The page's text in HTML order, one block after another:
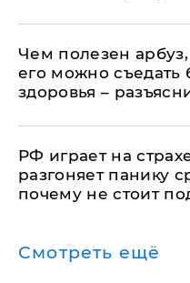
Чем полезен
его можно съедать
здоровья –
РФ играет на
разгоняет панику
почему не стоит
Смотреть ещё